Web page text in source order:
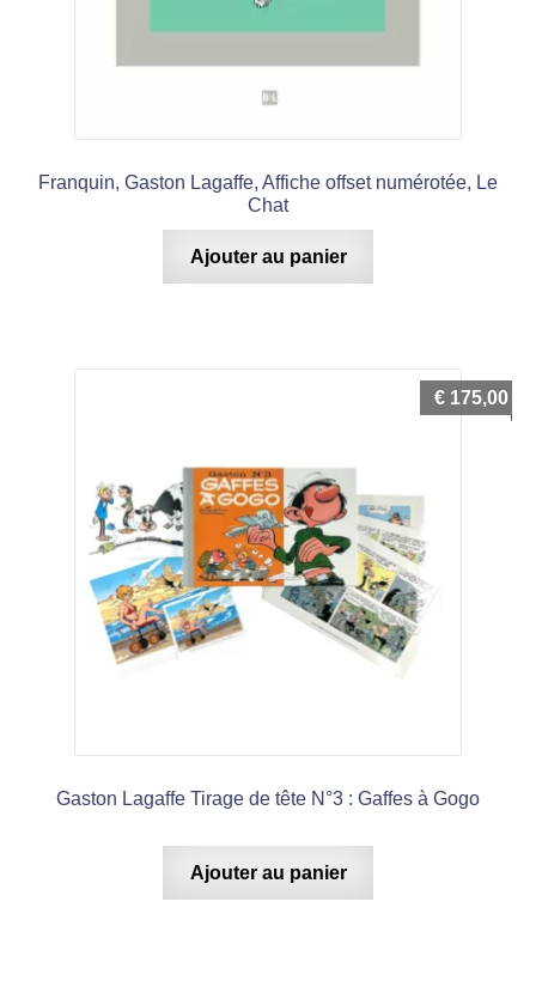
Franquin, Gaston Lagaffe, Affiche offset numérotée, Le
Chat
Ajouter au panier
Gaston Lagaffe Tirage de tête N°3 : Gaffes à Gogo
€ 175,00
Ajouter au panier